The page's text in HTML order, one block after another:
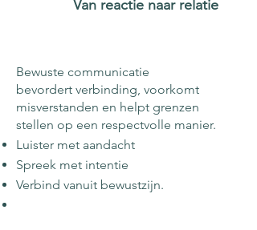
Van reactie naar relatie
Bewuste communicatie
bevordert verbinding, voorkomt
misverstanden en helpt grenzen
stellen op een respectvolle manier.
Luister met aandacht
Spreek met intentie
Verbind vanuit bewustzijn.